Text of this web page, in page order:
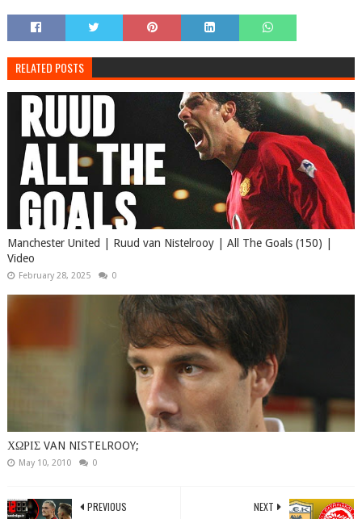
RELATED POSTS
Manchester United | Ruud van Nistelrooy | All The Goals (150) |
Video
February 28, 2025 0
ΧΩΡΙΣ VAN NISTELROOY;
May 10, 2010 0
NEXT
PREVIOUS